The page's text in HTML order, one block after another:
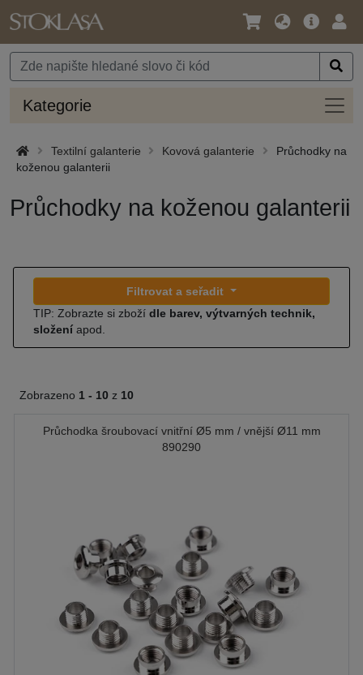
Jazyk
Měna
Hlavní
Kategorie
Textilní galanterie Kovová galanterie
Průchodky na
koženou galanterii
Průchodky na koženou galanterii
Filtrovat a seřadit
TIP: Zobrazte si zboží dle barev, výtvarných technik,
složení apod.
Zobrazeno 1 - 10 z 10
Průchodka šroubovací vnitřní Ø5 mm / vnější Ø11 mm
890290